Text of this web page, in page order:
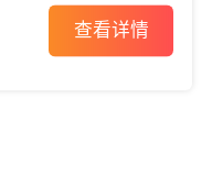
查看详情